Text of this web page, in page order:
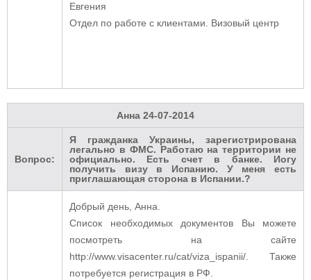
Евгения
Отдел по работе с клиентами. Визовый центр
Анна 24-07-2014
Вопрос:
Я гражданка Украины, зарегистрирована
легально в ФМС. Работаю на территории не
официально. Есть счет в банке. Иогу
получить визу в Испанию. У меня есть
приглашающая сторона в Испании.?
Добрый день, Анна.
Список необходимых документов Вы можете
посмотреть на сайте
http://www.visacenter.ru/cat/viza_ispanii/. Также
потребуется регистрация в РФ.